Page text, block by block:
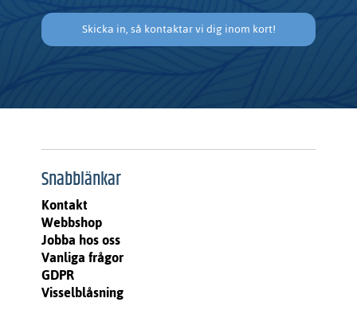
Skicka in, så kontaktar vi dig inom kort!
Snabblänkar
Kontakt
Webbshop
Jobba hos oss
Vanliga frågor
GDPR
Visselblåsning